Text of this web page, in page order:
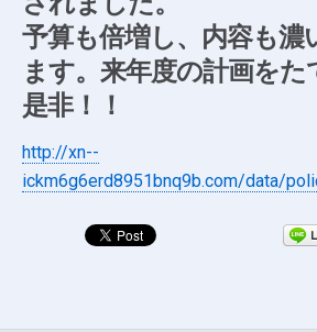
予算も倍増し、内容も濃
ます。来年度の計画を
是非！！
http://xn--
ickm6g6erd8951bnq9b.com/data/